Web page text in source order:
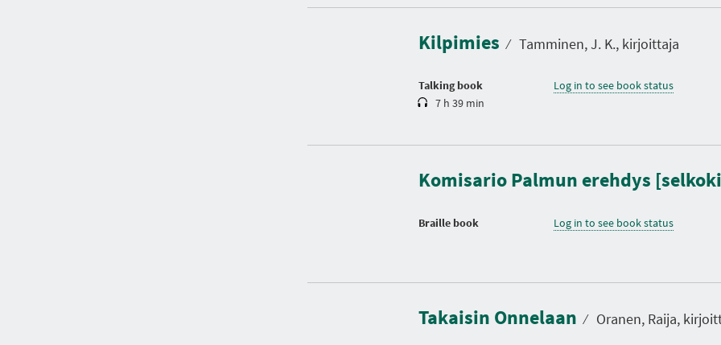
Kilpimies ⁄ Tamminen, J. K., kirjoittaja
Talking book
r
t
i
n
7 h 39 min
Log in to see book status
Komisario Palmun erehdys
Braille book Log in to see book status
Takaisin Onnelaan ⁄ Oranen, Raija,
r
t
i